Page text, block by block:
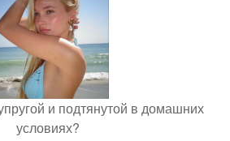
и подтянутой в домашних
условиях?